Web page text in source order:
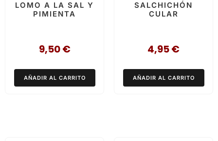
LOMO A LA SAL Y
PIMIENTA
9,50€
AÑADIR AL CARRITO
SALCHICHÓN
CULAR
4,95€
AÑADIR AL CARRITO